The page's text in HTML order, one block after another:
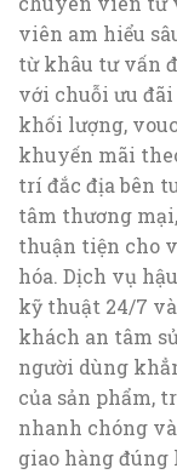
viên am hiểu
từ khâu tư vấn
với chuỗi ưu
khối lượng,
khuyến mãi
trí đắc địa bên
tâm thương
thuận tiện cho
hóa. Dịch vụ
kỹ thuật 24/7
khách an tâm
người dùng
của sản phẩm,
nhanh chóng
giao hàng